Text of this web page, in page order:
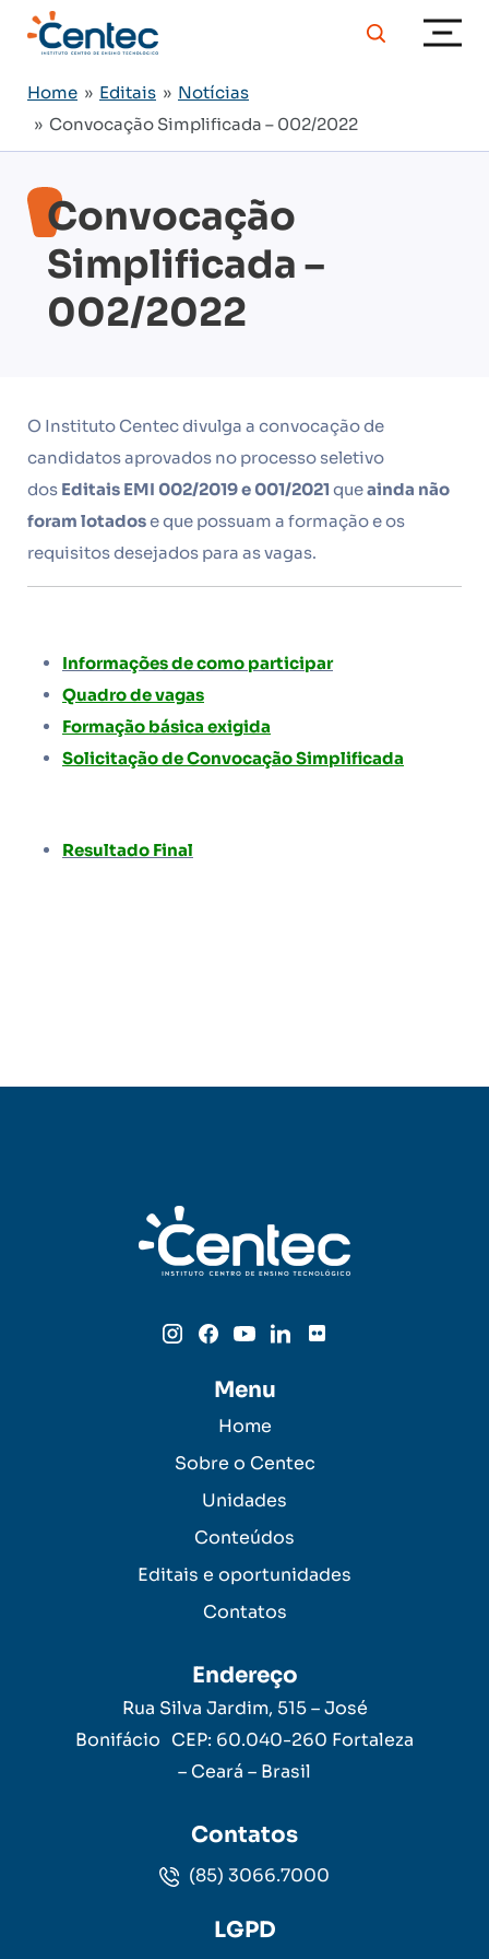
Home » Editais » Notícias
» Convocação Simplificada – 002/2022
Convocação
Simplificada –
002/2022
O Instituto Centec divulga a convocação de
candidatos aprovados no processo seletivo
dos Editais EMI 002/2019e 001/2021 queainda não
foram lotadose que possuam a formação e os
requisitos desejados para as vagas.
Informações de como participar
Quadro de vagas
Formação básica exigida
Solicitação de Convocação Simplificada
Resultado Final
Menu
Home
Sobre o Centec
Unidades
Conteúdos
Editais e oportunidades
Contatos
Endereço
Rua Silva Jardim, 515 – José
Bonifácio CEP: 60.040-260 Fortaleza
– Ceará – Brasil
Contatos
(85) 3066.7000
LGPD